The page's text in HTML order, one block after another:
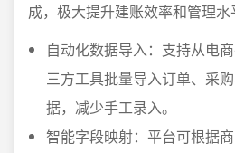
成，极大提升建账效率和管理水
自动化数据导入：支持从电
三方工具批量导入订单、采
据，减少手工录入。
智能字段映射：平台可根据